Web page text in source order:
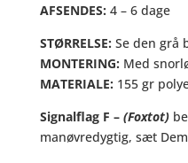
AFSENDES: 4 – 6 dage
STØRRELSE: Se den grå
MONTERING: Med
MATERIALE: 155 gr
Signalflag F –(Foxtot)
manøvredygtig, sæt